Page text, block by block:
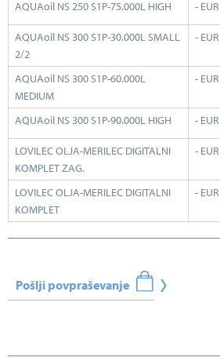
AQUAoil NS 250 S1P-75.000L HIGH - EUR
AQUAoil NS 300 S1P-30.000L SMALL
2/2
- EUR
AQUAoil NS 300 S1P-60.000L
MEDIUM
- EUR
AQUAoil NS 300 S1P-90.000L HIGH - EUR
LOVILEC OLJA-MERILEC DIGITALNI
KOMPLET ZAG.
- EUR
LOVILEC OLJA-MERILEC DIGITALNI
KOMPLET
- EUR
Pošlji povpraševanje